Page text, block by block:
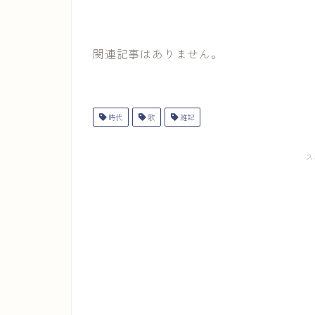
関連記事はありません。
時代 歌 雑記